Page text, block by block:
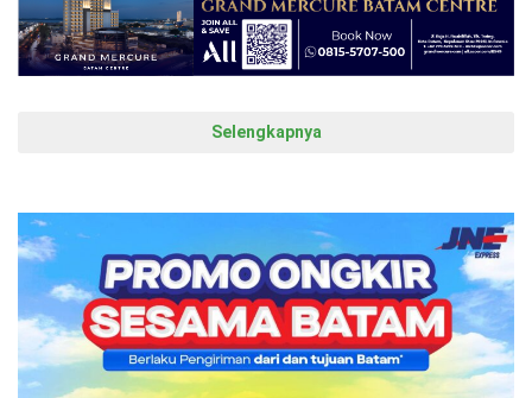
Selengkapnya